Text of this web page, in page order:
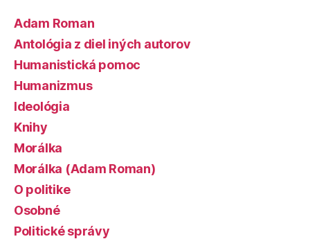
Adam Roman
Antológia z diel iných autorov
Humanistická pomoc
Humanizmus
Ideológia
Knihy
Morálka
Morálka (Adam Roman)
O politike
Osobné
Politické správy